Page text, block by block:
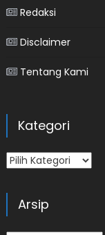
Redaksi
Disclaimer
Tentang Kami
Kategori
Kategori
Arsip